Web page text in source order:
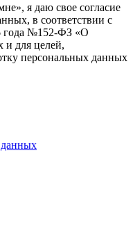
я даю свое согласие
в соответствии с
года №152-ФЗ «О
и для целей,
персональных данных